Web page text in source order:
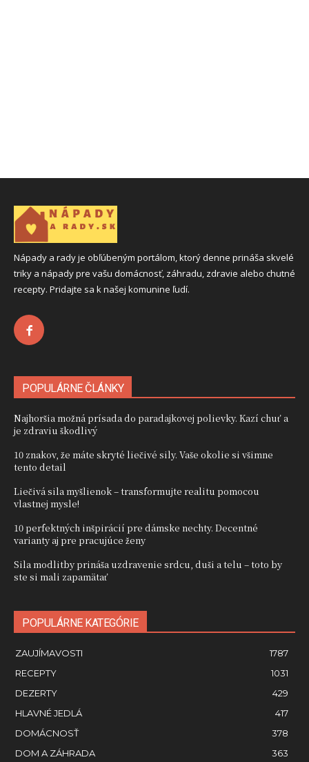
Nápady a rady je obľúbeným portálom, ktorý denne prináša skvelé
triky a nápady pre vašu domácnosť, záhradu, zdravie alebo chutné
recepty. Pridajte sa k našej komunine ľudí.
POPULÁRNE ČLÁNKY
Najhoršia možná prísada do paradajkovej polievky. Kazí chuť a
je zdraviu škodlivý
10 znakov, že máte skryté liečivé sily. Vaše okolie si všimne
tento detail
Liečivá sila myšlienok – transformujte realitu pomocou
vlastnej mysle!
10 perfektných inšpirácií pre dámske nechty. Decentné
varianty aj pre pracujúce ženy
Sila modlitby prináša uzdravenie srdcu, duši a telu – toto by
ste si mali zapamätať
POPULÁRNE KATEGÓRIE
ZAUJÍMAVOSTI
1787
RECEPTY
1031
DEZERTY
429
HLAVNÉ JEDLÁ
417
DOMÁCNOSŤ
378
DOM A ZÁHRADA
363